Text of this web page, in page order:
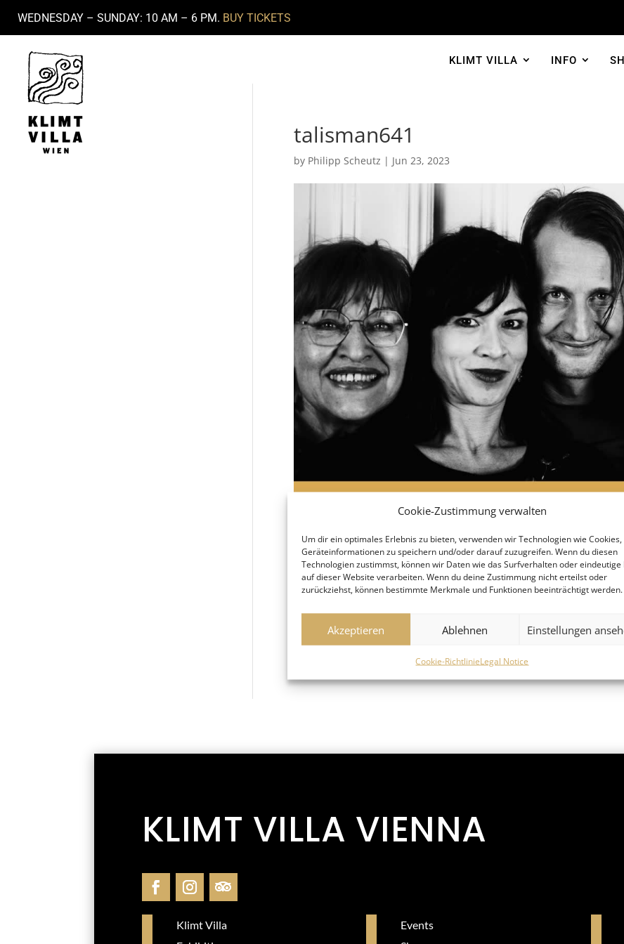
Cookie-Zustimmung verwalten
Um dir ein optimales Erlebnis zu bieten, verwenden wir Technologien wie
Geräteinformationen zu speichern und/oder darauf zuzugreifen. Wenn du diesen
Technologien zustimmst, können wir Daten wie das Surfverhalten oder eindeutige
auf dieser Website verarbeiten. Wenn du deine Zustimmung nicht erteilst oder
zurückziehst, können bestimmte Merkmale und Funktionen beeinträchtigt werden.
Akzeptieren Ablehnen Einstellungen
Cookie-RichtlinieLegal Notice
WEDNESDAY – SUNDAY: 10 AM – 6 PM. BUY TICKETS
KLIMT VILLA INFO
talisman641
by Philipp Scheutz | Jun 23, 2023
KLIMT VILLA VIENNA
Klimt Villa
Events